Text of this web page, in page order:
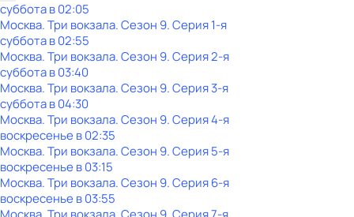
субботав02:05
Москва. Три вокзала. Сезон 9. Серия 1-я
субботав02:55
Москва. Три вокзала. Сезон 9. Серия 2-я
субботав03:40
Москва. Три вокзала. Сезон 9. Серия 3-я
субботав04:30
Москва. Три вокзала. Сезон 9. Серия 4-я
воскресенье в02:35
Москва. Три вокзала. Сезон 9. Серия 5-я
воскресенье в03:15
Москва. Три вокзала. Сезон 9. Серия 6-я
воскресенье в03:55